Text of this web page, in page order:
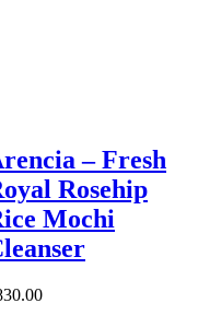
– Fresh
Rosehip
Mochi